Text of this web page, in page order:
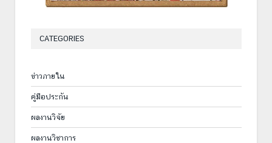
CATEGORIES
ข่าวภายใน
คู่มือประกัน
ผลงานวิจัย
ผลงานวิชาการ